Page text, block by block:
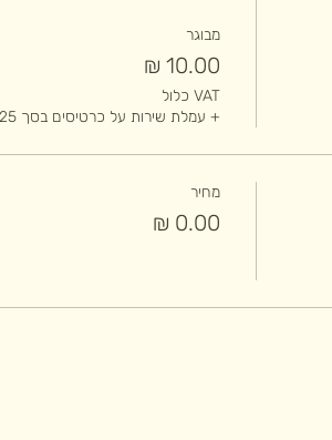
מבוגר
VAT כלול
+ עמלת שירות על כרטיסים בסך ‏0.25 ‏₪
מחיר